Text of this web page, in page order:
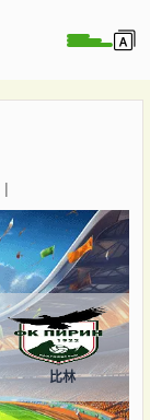
比林